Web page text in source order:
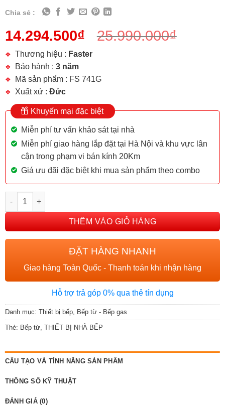
Chia sẻ :
14.294.500₫ 25.990.000₫
Thương hiệu : Faster
Bảo hành : 3 năm
Mã sản phẩm : FS 741G
Xuất xứ : Đức
Khuyến mại đặc biệt
Miễn phí tư vấn khảo sát tại nhà
Miễn phí giao hàng lắp đặt tại Hà Nội và khu vực lân
cận trong phạm vi bán kính 20Km
Giá ưu đãi đặc biệt khi mua sản phẩm theo combo
BẾP TỪ FASTER FS 741G số lượng
THÊM VÀO GIỎ HÀNG
ĐẶT HÀNG NHANH
Giao hàng Toàn Quốc - Thanh toán khi nhận hàng
Hỗ trợ trả góp 0% qua thẻ tín dụng
Danh mục: Thiết bị bếp, Bếp từ - Bếp gas
Thẻ: Bếp từ, THIẾT BỊ NHÀ BẾP
CẤU TẠO VÀ TÍNH NĂNG SẢN PHẨM
THÔNG SỐ KỸ THUẬT
ĐÁNH GIÁ (0)